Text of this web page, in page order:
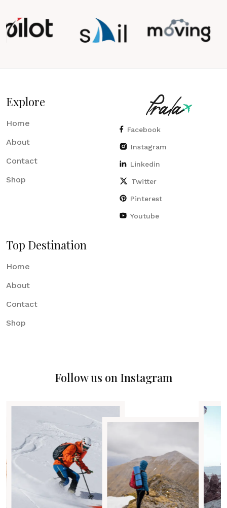
Explore
Home
About
Contact
Shop
Facebook
Instagram
Linkedin
Twitter
Pinterest
Youtube
Top Destination
Home
About
Contact
Shop
Follow us on Instagram